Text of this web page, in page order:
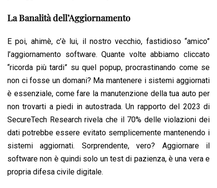
La Banalità dell’Aggiornamento
E poi, ahimè, c’è lui, il nostro vecchio, fastidioso “amico”
l’aggiornamento software. Quante volte abbiamo cliccato
“ricorda più tardi” su quel popup, procrastinando come se
non ci fosse un domani? Ma mantenere i sistemi aggiornati
è essenziale, come fare la manutenzione della tua auto per
non trovarti a piedi in autostrada. Un rapporto del 2023 di
SecureTech Research rivela che il 70% delle violazioni dei
dati potrebbe essere evitato semplicemente mantenendo i
sistemi aggiornati. Sorprendente, vero? Aggiornare il
software non è quindi solo un test di pazienza, è una vera e
propria difesa civile digitale.